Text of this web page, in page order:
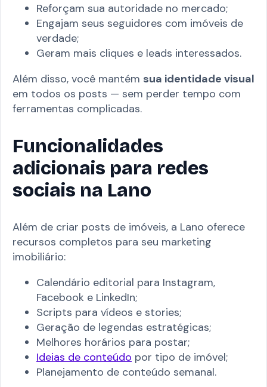
Reforçam sua autoridade no mercado;
Engajam seus seguidores com imóveis de
verdade;
Geram mais cliques e leads interessados.
Além disso, você mantém sua identidade visual
em todos os posts — sem perder tempo com
ferramentas complicadas.
Funcionalidades
adicionais para redes
sociais na Lano
Além de criar posts de imóveis, a Lano oferece
recursos completos para seu marketing
imobiliário:
Calendário editorial para Instagram,
Facebook e LinkedIn;
Scripts para vídeos e stories;
Geração de legendas estratégicas;
Melhores horários para postar;
Ideias de conteúdo por tipo de imóvel;
Planejamento de conteúdo semanal.